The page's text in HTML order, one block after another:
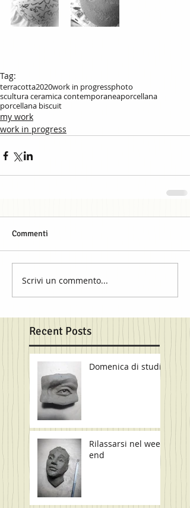
Recent Posts
Tag:
terracotta2020work in progressphoto
scultura ceramica contemporaneaporcellana
porcellana biscuit
my work
work in progress
Commenti
Scrivi un commento...
Domenica di studio
Rilassarsi nel week
end